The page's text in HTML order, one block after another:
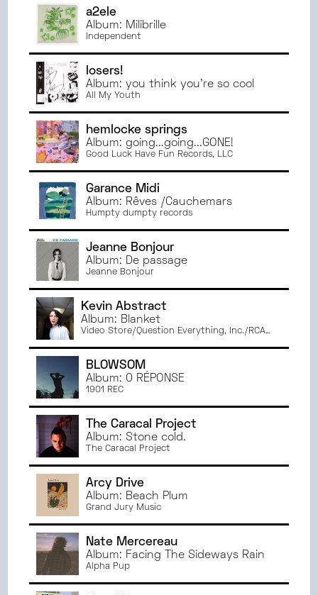
a2ele
Album: Milibrille
Independent
losers!
Album: you think you're so cool
All My Youth
hemlocke springs
Album: going...going...GONE!
Good Luck Have Fun Records, LLC
Garance Midi
Album: Rêves /Cauchemars
Humpty dumpty records
Jeanne Bonjour
Album: De passage
Jeanne Bonjour
Kevin Abstract
Album: Blanket
Video Store/Question Everything, Inc./RCA
BLOWSOM
Album: 0 RÉPONSE
1901 REC
The Caracal Project
Album: Stone cold.
The Caracal Project
Arcy Drive
Album: Beach Plum
Grand Jury Music
Nate Mercereau
Album: Facing The Sideways Rain
Alpha Pup